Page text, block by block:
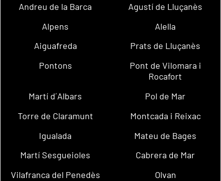
Andreu de la Barca
Agustí de Lluçanès
Alpens
Alella
Aiguafreda
Prats de Lluçanès
Pontons
Pont de Vilomara i
Rocafort
Martí d´Albars
Pol de Mar
Torre de Claramunt
Montcada i Reixac
Igualada
Mateu de Bages
Martí Sesgueioles
Cabrera de Mar
Vilafranca del Penedès
Olvan